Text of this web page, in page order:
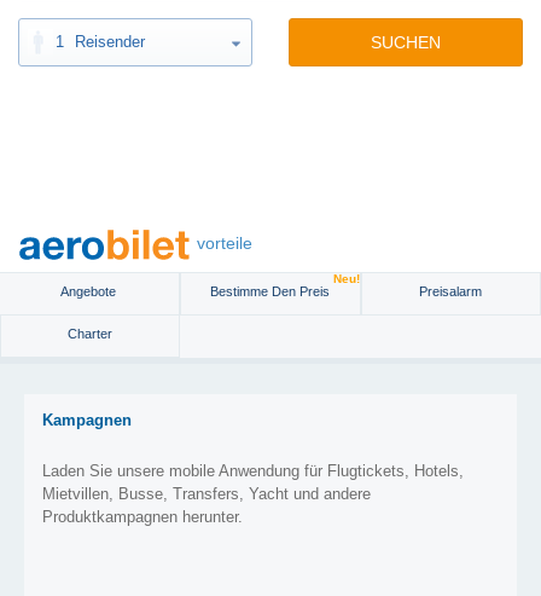
1 Reisender SUCHEN
vorteile
Angebote Bestimme Den Preis
Neu!
Preisalarm
Charter
Kampagnen
Laden Sie unsere mobile Anwendung für Flugtickets, Hotels,
Mietvillen, Busse, Transfers, Yacht und andere
Produktkampagnen herunter.